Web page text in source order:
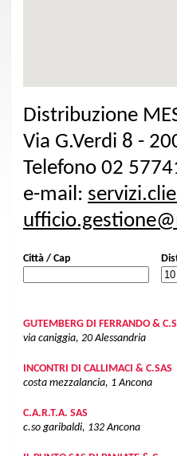
Distribuzione
Via G.Verdi 8 -
Telefono 02
e-mail:
Città / Cap
GUTEMBERG DI FERRANDO &
via caniggia, 20 Alessandria
INCONTRI DI CALLIMACI & C.SAS
costa mezzalancia, 1 Ancona
C.A.R.T.A. SAS
c.so garibaldi, 132 Ancona